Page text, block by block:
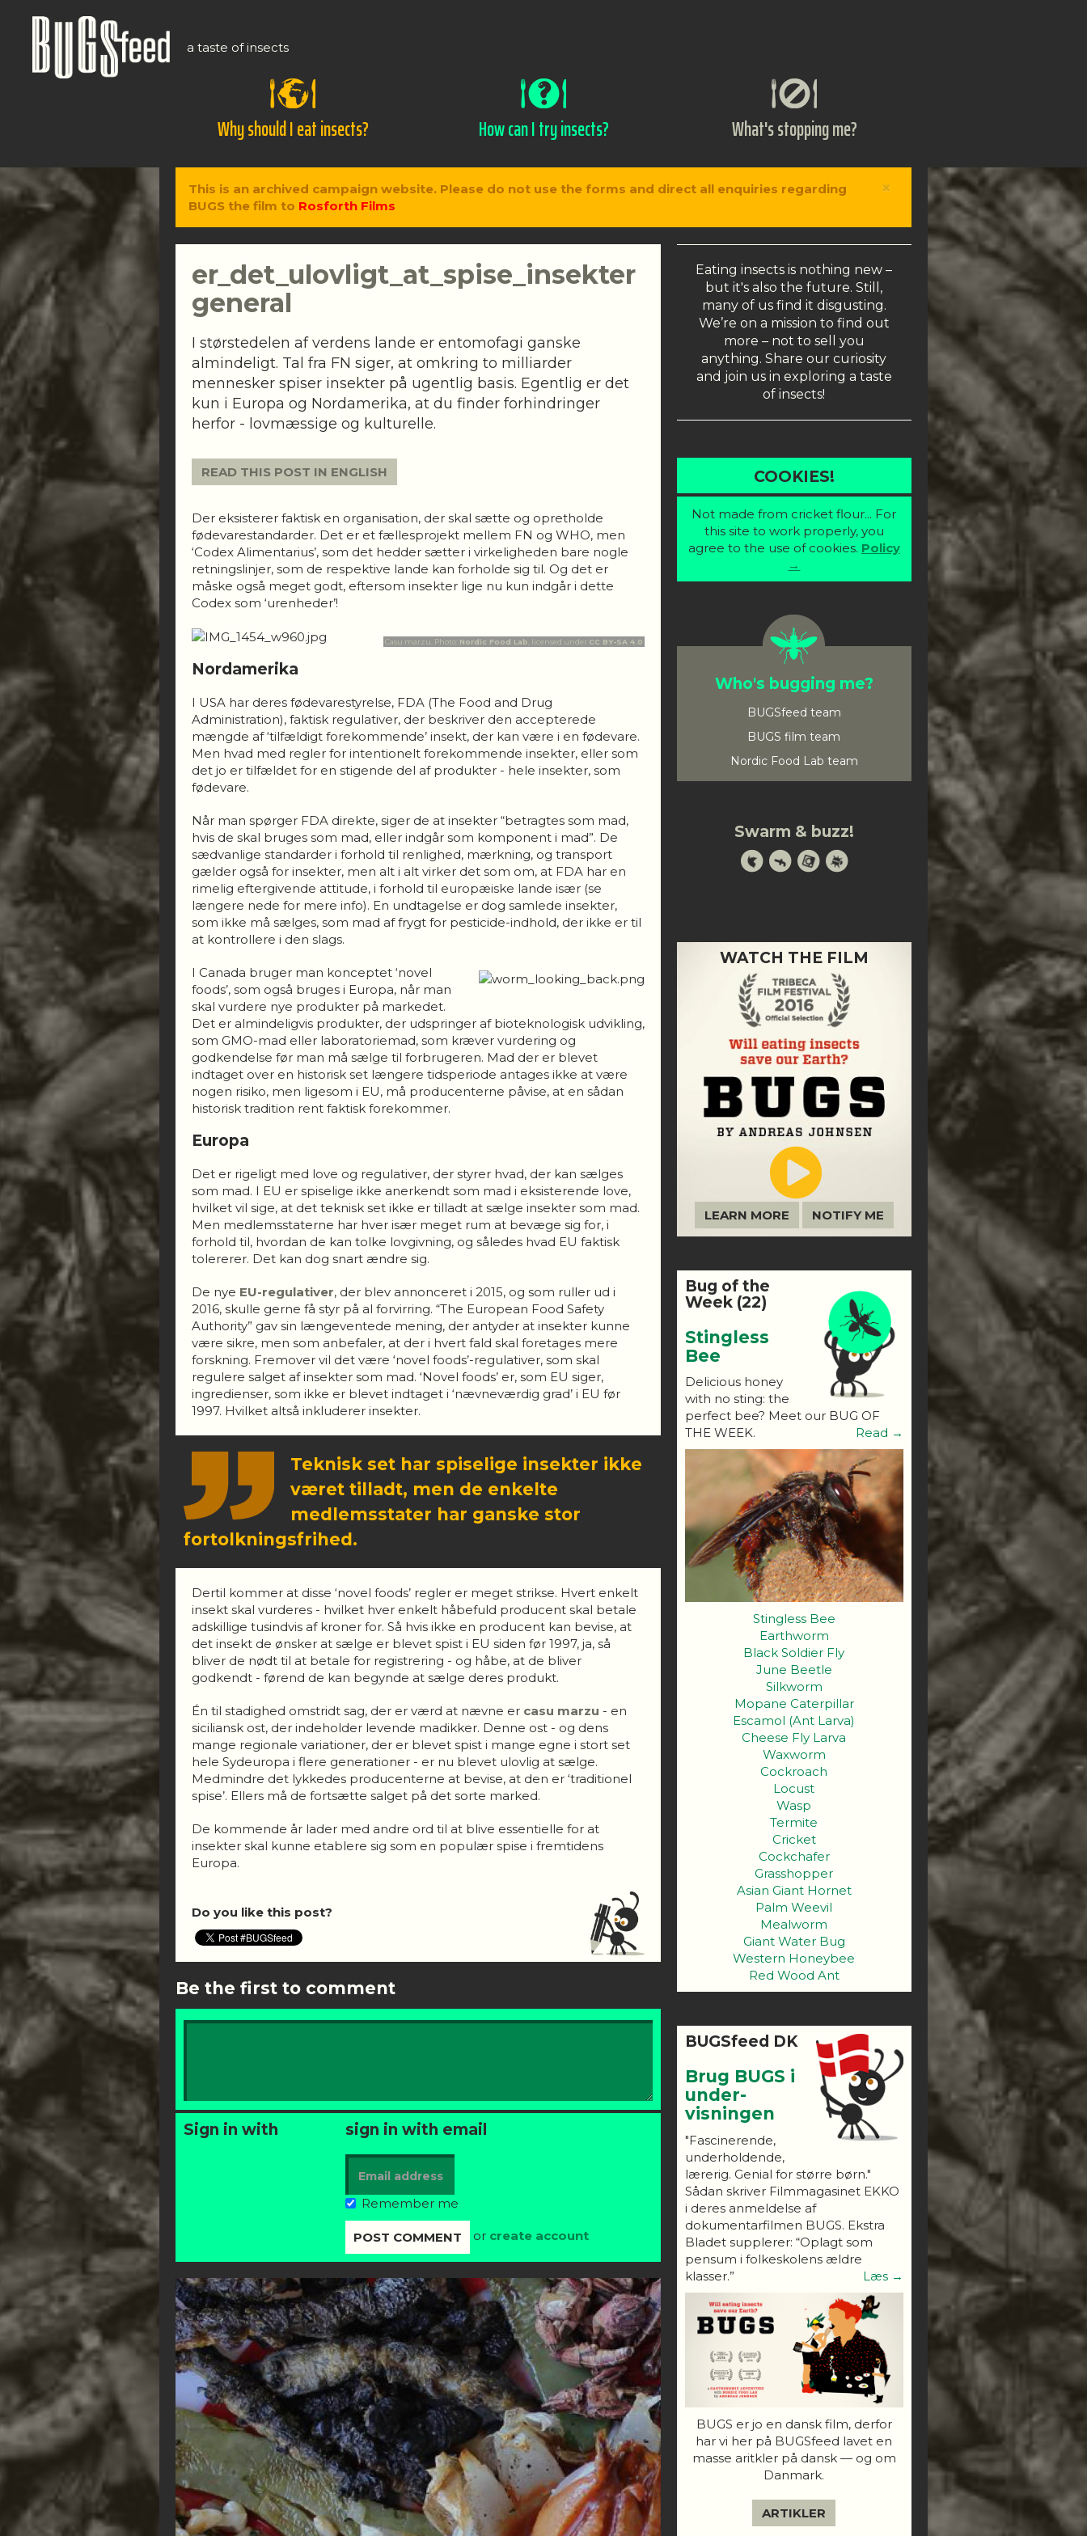
a taste of insects
Why should I eat insects? How can I try insects? What's stopping me?
×
This is an archived campaign website. Please do not use the forms and direct all enquiries regarding
BUGS the film to Rosforth Films
er_det_ulovligt_at_spise_insekter
general
I størstedelen af verdens lande er entomofagi ganske
almindeligt. Tal fra FN siger, at omkring to milliarder
mennesker spiser insekter på ugentlig basis. Egentlig er det
kun i Europa og Nordamerika, at du finder forhindringer
herfor - lovmæssige og kulturelle.
READ THIS POST IN ENGLISH
Der eksisterer faktisk en organisation, der skal sætte og opretholde
fødevarestandarder. Det er et fællesprojekt mellem FN og WHO, men
‘Codex Alimentarius’, som det hedder sætter i virkeligheden bare nogle
retningslinjer, som de respektive lande kan forholde sig til. Og det er
måske også meget godt, eftersom insekter lige nu kun indgår i dette
Codex som ‘urenheder’!
Casu marzu. Photo: Nordic Food Lab , licensed under CC BY-SA 4.0
Nordamerika
I USA har deres fødevarestyrelse, FDA (The Food and Drug
Administration), faktisk regulativer, der beskriver den accepterede
mængde af ‘tilfældigt forekommende’ insekt, der kan være i en fødevare.
Men hvad med regler for intentionelt forekommende insekter, eller som
det jo er tilfældet for en stigende del af produkter - hele insekter, som
fødevare.
Når man spørger FDA direkte, siger de at insekter “betragtes som mad,
hvis de skal bruges som mad, eller indgår som komponent i mad”. De
sædvanlige standarder i forhold til renlighed, mærkning, og transport
gælder også for insekter, men alt i alt virker det som om, at FDA har en
rimelig eftergivende attitude, i forhold til europæiske lande især (se
længere nede for mere info). En undtagelse er dog samlede insekter,
som ikke må sælges, som mad af frygt for pesticide-indhold, der ikke er til
at kontrollere i den slags.
I Canada bruger man konceptet ‘novel
foods’, som også bruges i Europa, når man
skal vurdere nye produkter på markedet.
Det er almindeligvis produkter, der udspringer af bioteknologisk udvikling,
som GMO-mad eller laboratoriemad, som kræver vurdering og
godkendelse før man må sælge til forbrugeren. Mad der er blevet
indtaget over en historisk set længere tidsperiode antages ikke at være
nogen risiko, men ligesom i EU, må producenterne påvise, at en sådan
historisk tradition rent faktisk forekommer.
Europa
Det er rigeligt med love og regulativer, der styrer hvad, der kan sælges
som mad. I EU er spiselige ikke anerkendt som mad i eksisterende love,
hvilket vil sige, at det teknisk set ikke er tilladt at sælge insekter som mad.
Men medlemsstaterne har hver især meget rum at bevæge sig for, i
forhold til, hvordan de kan tolke lovgivning, og således hvad EU faktisk
tolererer. Det kan dog snart ændre sig.
De nye EU-regulativer, der blev annonceret i 2015, og som ruller ud i
2016, skulle gerne få styr på al forvirring. “The European Food Safety
Authority” gav sin længeventede mening, der antyder at insekter kunne
være sikre, men som anbefaler, at der i hvert fald skal foretages mere
forskning. Fremover vil det være ‘novel foods’-regulativer, som skal
regulere salget af insekter som mad. ‘Novel foods’ er, som EU siger,
ingredienser, som ikke er blevet indtaget i ‘nævneværdig grad’ i EU før
1997. Hvilket altså inkluderer insekter.
Teknisk set har spiselige insekter ikke
været tilladt, men de enkelte
medlemsstater har ganske stor
fortolkningsfrihed.
Dertil kommer at disse ‘novel foods’ regler er meget strikse. Hvert enkelt
insekt skal vurderes - hvilket hver enkelt håbefuld producent skal betale
adskillige tusindvis af kroner for. Så hvis ikke en producent kan bevise, at
det insekt de ønsker at sælge er blevet spist i EU siden før 1997, ja, så
bliver de nødt til at betale for registrering - og håbe, at de bliver
godkendt - førend de kan begynde at sælge deres produkt.
Én til stadighed omstridt sag, der er værd at nævne er casu marzu - en
siciliansk ost, der indeholder levende madikker. Denne ost - og dens
mange regionale variationer, der er blevet spist i mange egne i stort set
hele Sydeuropa i flere generationer - er nu blevet ulovlig at sælge.
Medmindre det lykkedes producenterne at bevise, at den er ‘traditionel
spise’. Ellers må de fortsætte salget på det sorte marked.
De kommende år lader med andre ord til at blive essentielle for at
insekter skal kunne etablere sig som en populær spise i fremtidens
Europa.
Do you like this post?
Be the first to comment
Sign in with sign in with email
Remember me
or create account
Eating insects is nothing new –
but it's also the future. Still,
many of us find it disgusting.
We’re on a mission to find out
more – not to sell you
anything. Share our curiosity
and join us in exploring a taste
of insects!
COOKIES!
Not made from cricket flour... For
this site to work properly, you
agree to the use of cookies. Policy
→
Who's bugging me?
BUGSfeed team
BUGS film team
Nordic Food Lab team
Swarm & buzz!
WATCH THE FILM
LEARN MORE NOTIFY ME
Bug of the
Week (22)
Stingless
Bee
Delicious honey
with no sting: the
perfect bee? Meet our BUG OF
THE WEEK.
Read →
Stingless Bee
Earthworm
Black Soldier Fly
June Beetle
Silkworm
Mopane Caterpillar
Escamol (Ant Larva)
Cheese Fly Larva
Waxworm
Cockroach
Locust
Wasp
Termite
Cricket
Cockchafer
Grasshopper
Asian Giant Hornet
Palm Weevil
Mealworm
Giant Water Bug
Western Honeybee
Red Wood Ant
BUGSfeed DK
Brug BUGS i
under-
visningen
"Fascinerende,
underholdende,
lærerig. Genial for større børn."
Sådan skriver Filmmagasinet EKKO
i deres anmeldelse af
dokumentarfilmen BUGS. Ekstra
Bladet supplerer: “Oplagt som
pensum i folkeskolens ældre
klasser.”
Læs →
BUGS er jo en dansk film, derfor
har vi her på BUGSfeed lavet en
masse aritkler på dansk — og om
Danmark.
ARTIKLER